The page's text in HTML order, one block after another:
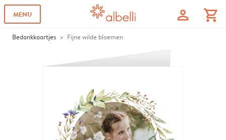
MENU profile shopping_cart
Bedankkaartjes Fijne wilde bloemen